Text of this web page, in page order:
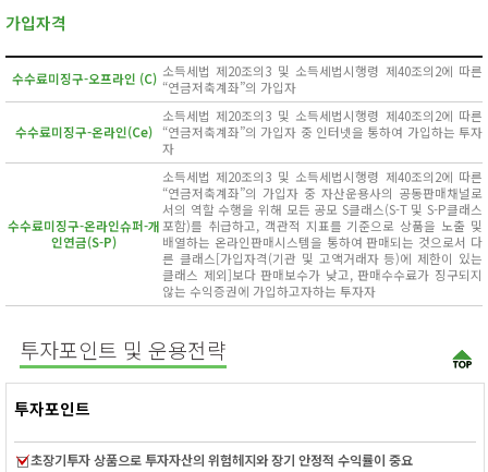
가입자격
수수료미징구-오프라인 (C) 소득세법 제20조의3 및 소득세법시행령 제40조의2에 따른
“연금저축계좌”의 가입자
수수료미징구-온라인(Ce)
소득세법 제20조의3 및 소득세법시행령 제40조의2에 따른
“연금저축계좌”의 가입자 중 인터넷을 통하여 가입하는 투자
자
수수료미징구-온라인슈퍼-개
인연금(S-P)
소득세법 제20조의3 및 소득세법시행령 제40조의2에 따른
“연금저축계좌”의 가입자 중 자산운용사의 공동판매채널로
서의 역할 수행을 위해 모든 공모 S클래스(S-T 및 S-P클래스
포함)를 취급하고, 객관적 지표를 기준으로 상품을 노출 및
배열하는 온라인판매시스템을 통하여 판매되는 것으로서 다
른 클래스[가입자격(기관 및 고액거래자 등)에 제한이 있는
클래스 제외]보다 판매보수가 낮고, 판매수수료가 징구되지
않는 수익증권에 가입하고자하는 투자자
투자포인트 및 운용전략
투자포인트
초장기투자 상품으로 투자자산의 위험헤지와 장기 안정적 수익률이 중요